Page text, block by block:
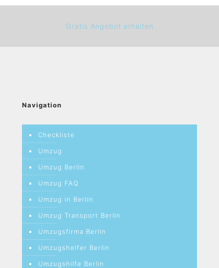
Gratis Angebot erhalten
Navigation
Checkliste
Umzug
Umzug Berlin
Umzug FAQ
Umzug in Berlin
Umzug Transport Berlin
Umzugsfirma Berlin
Umzugshelfer Berlin
Umzugshilfe Berlin